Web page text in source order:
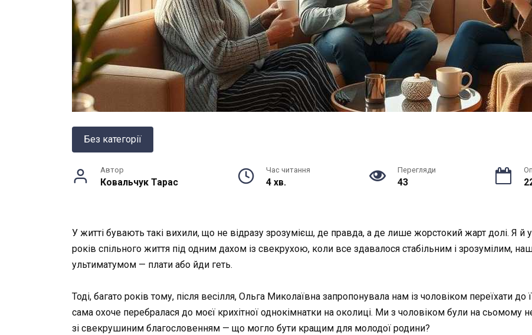
Без категорії
Автор
Ковальчук Тарас
Час читання
4 хв.
Перегляди
43
У житті бувають такі вихили, що не відразу зрозумієш, де правда, а де лише жорстокий жарт долі. Я й
років спільного життя під одним дахом із свекрухою, коли все здавалося стабільним і зрозумілим,
ультиматумом — плати або йди геть.
Тоді, багато років тому, після весілля, Ольга Миколаївна запропонувала нам із чоловіком переїхати до
сама охоче перебралася до моєї крихітної однокімнатки на околиці. Ми з чоловіком були на сьомому
зі свекрушиним благословенням — що могло бути кращим для молодої родини?